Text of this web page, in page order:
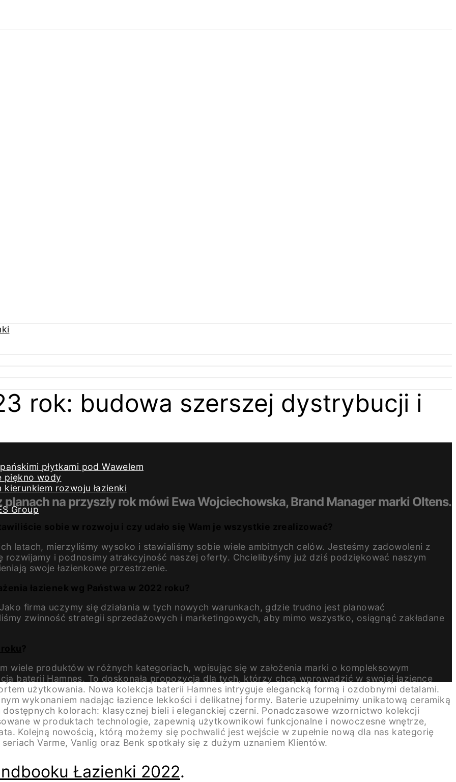
płytkami pod Wawelem
piękno wody
rozwoju łazienki
Group
rok: budowa szerszej dystrybucji i
na przyszły rok mówi Ewa Wojciechowska, Brand Manager marki Oltens.
sobie w rozwoju i czy udało się Wam je wszystkie zrealizować?
latach, mierzyliśmy wysoko i stawialiśmy sobie wiele ambitnych celów. Jesteśmy zadowoleni z
rozwijamy i podnosimy atrakcyjność naszej oferty. Chcielibyśmy już dziś podziękować naszym
swoje łazienkowe przestrzenie.
łazienek wg Państwa w 2022 roku?
firma uczymy się działania w tych nowych warunkach, gdzie trudno jest planować
zwinność strategii sprzedażowych i marketingowych, aby mimo wszystko, osiągnąć zakładane
wiele produktów w różnych kategoriach, wpisując się w założenia marki o kompleksowym
baterii Hamnes. To doskonała propozycja dla tych, którzy chcą wprowadzić w swojej łazience
użytkowania. Nowa kolekcja baterii Hamnes intryguje elegancką formą i ozdobnymi detalami.
wykonaniem nadając łazience lekkości i delikatnej formy. Baterie uzupełnimy unikatową ceramiką
kolorach: klasycznej bieli i eleganckiej czerni. Ponadczasowe wzornictwo kolekcji
w produktach technologie, zapewnią użytkownikowi funkcjonalne i nowoczesne wnętrze,
Kolejną nowością, którą możemy się pochwalić jest wejście w zupełnie nową dla nas kategorię
Varme, Vanlig oraz Benk spotkały się z dużym uznaniem Klientów.
Łazienki 2022.